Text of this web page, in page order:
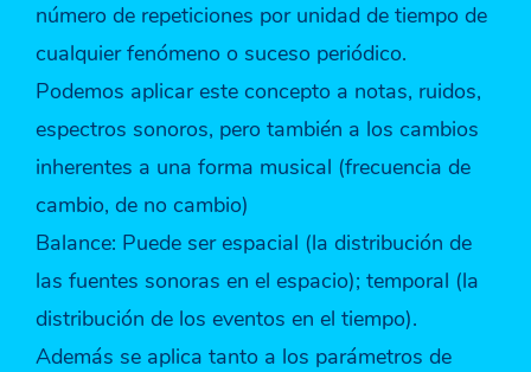
número de repeticiones por unidad de tiempo de
cualquier fenómeno o suceso periódico.
Podemos aplicar este concepto a notas, ruidos,
espectros sonoros, pero también a los cambios
inherentes a una forma musical (frecuencia de
cambio, de no cambio)
Balance: Puede ser espacial (la distribución de
las fuentes sonoras en el espacio); temporal (la
distribución de los eventos en el tiempo).
Además se aplica tanto a los parámetros de